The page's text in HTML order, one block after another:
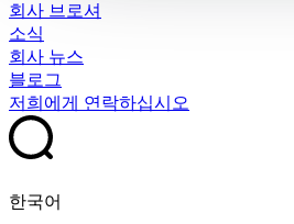
회사 브로셔
소식
회사 뉴스
블로그
저희에게 연락하십시오
한국어